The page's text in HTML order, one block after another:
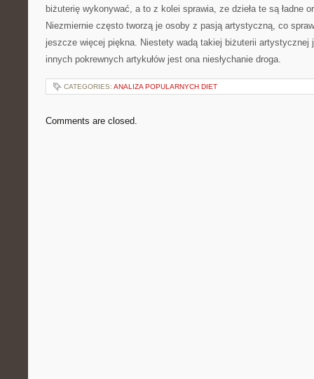
biżuterię wykonywać, a to z kolei sprawia, ze dzieła te są ładne
Niezmiernie często tworzą je osoby z pasją artystyczną, co
jeszcze więcej piękna. Niestety wadą takiej biżuterii artystycznej
innych pokrewnych artykułów jest ona niesłychanie droga.
CATEGORIES: ANALIZA POPULARNYCH DIET
Comments are closed.